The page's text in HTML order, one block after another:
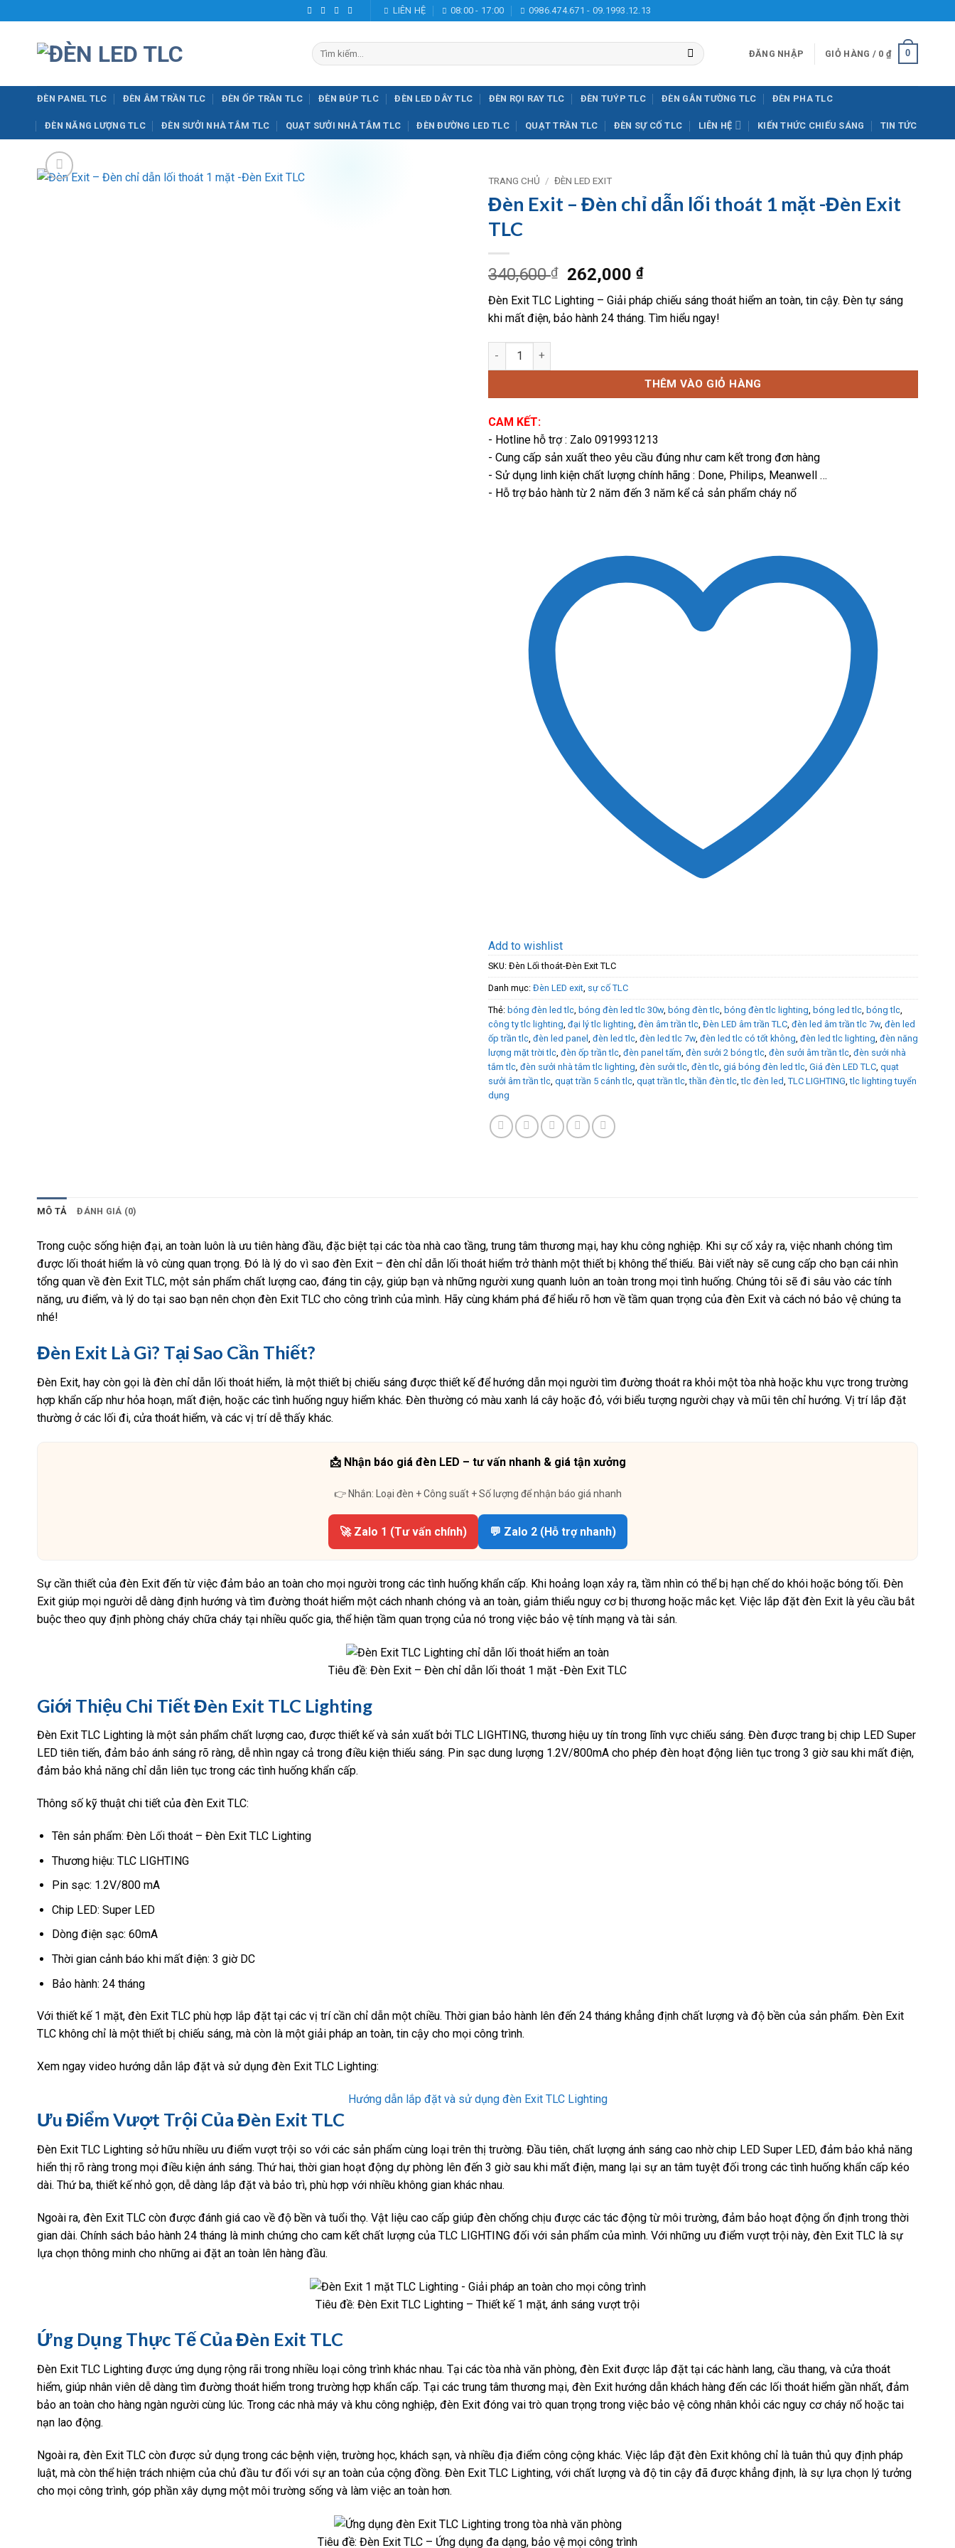
qua
LIÊN HỆ 08:00 - 17:00 0986.474.671 - 09.1993.12.13
Tìm
kiếm:
ĐĂNG NHẬP GIỎ HÀNG / 0 ₫ 0
ĐÈN PANEL TLC ĐÈN ÂM TRẦN TLC ĐÈN ỐP TRẦN TLC ĐÈN BÚP TLC ĐÈN LED DÂY TLC ĐÈN RỌI RAY TLC ĐÈN TUÝP TLC ĐÈN GẮN TƯỜNG TLC ĐÈN PHA TLC
ĐÈN NĂNG LƯỢNG TLC ĐÈN SƯỞI NHÀ TẮM TLC QUẠT SƯỞI NHÀ TẮM TLC ĐÈN ĐƯỜNG LED TLC QUẠT TRẦN TLC ĐÈN SỰ CỐ TLC LIÊN HỆ KIẾN THỨC CHIẾU SÁNG TIN TỨC
TRANG CHỦ / ĐÈN LED EXIT
Đèn Exit – Đèn chỉ dẫn lối thoát 1 mặt -Đèn Exit
TLC
340,600₫
Giá
gốc
là:
340,600 ₫.
262,000₫Giá
hiện
tại
là:
Đèn Exit TLC Lighting – Giải pháp chiếu sáng thoát hiểm an toàn, tin cậy. Đèn tự sáng
khi mất điện, bảo hành 24 tháng. Tìm hiểu ngay!
Đèn Exit – Đèn chỉ dẫn lối thoát 1 mặt -Đèn Exit TLC số lượng
THÊM VÀO GIỎ HÀNG
CAM KẾT:
- Hotline hỗ trợ : Zalo 0919931213
- Cung cấp sản xuất theo yêu cầu đúng như cam kết trong đơn hàng
- Sử dụng linh kiện chất lượng chính hãng : Done, Philips, Meanwell …
- Hỗ trợ bảo hành từ 2 năm đến 3 năm kể cả sản phẩm cháy nổ
Add to wishlist
SKU: Đèn Lối thoát-Đèn Exit TLC
Danh mục: Đèn LED exit sự cố TLC
Thẻ: bóng đèn led tlc bóng đèn led tlc 30w, bóng đèn tlc bóng đèn tlc lighting bóng led tlc bóng tlc
công ty tlc lighting đại lý tlc lighting đèn âm trần tlc Đèn LED âm trần TLC đèn led âm trần tlc 7w, đèn led
ốp trần tlc đèn led panel đèn led tlc đèn led tlc 7w, đèn led tlc có tốt không đèn led tlc lighting đèn năng
lượng mặt trời tlc đèn ốp trần tlc đèn panel tấm đèn sưởi 2 bóng tlc đèn sưởi âm trần tlc đèn sưởi nhà
tắm tlc đèn sưởi nhà tắm tlc lighting đèn sưởi tlc đèn tlc giá bóng đèn led tlc Giá đèn LED TLC quạt
sưởi âm trần tlc quạt trần 5 cánh tlc quạt trần tlc ,thần đèn tlc ,tlc đèn led TLC LIGHTING ,tlc lighting tuyển
dụng
MÔ TẢ ĐÁNH GIÁ (0)
Trong cuộc sống hiện đại, an toàn luôn là ưu tiên hàng đầu, đặc biệt tại các tòa nhà cao tầng, trung tâm thương mại, hay khu công nghiệp. Khi sự cố xảy ra, việc nhanh chóng tìm
được lối thoát hiểm là vô cùng quan trọng. Đó là lý do vì sao đèn Exit – đèn chỉ dẫn lối thoát hiểm trở thành một thiết bị không thể thiếu. Bài viết này sẽ cung cấp cho bạn cái nhìn
tổng quan về đèn Exit TLC, một sản phẩm chất lượng cao, đáng tin cậy, giúp bạn và những người xung quanh luôn an toàn trong mọi tình huống. Chúng tôi sẽ đi sâu vào các tính
năng, ưu điểm, và lý do tại sao bạn nên chọn đèn Exit TLC cho công trình của mình. Hãy cùng khám phá để hiểu rõ hơn về tầm quan trọng của đèn Exit và cách nó bảo vệ chúng ta
nhé!
Đèn Exit Là Gì? Tại Sao Cần Thiết?
Đèn Exit, hay còn gọi là đèn chỉ dẫn lối thoát hiểm, là một thiết bị chiếu sáng được thiết kế để hướng dẫn mọi người tìm đường thoát ra khỏi một tòa nhà hoặc khu vực trong trường
hợp khẩn cấp như hỏa hoạn, mất điện, hoặc các tình huống nguy hiểm khác. Đèn thường có màu xanh lá cây hoặc đỏ, với biểu tượng người chạy và mũi tên chỉ hướng. Vị trí lắp đặt
thường ở các lối đi, cửa thoát hiểm, và các vị trí dễ thấy khác.
📩 Nhận báo giá đèn LED – tư vấn nhanh & giá tận xưởng
👉 Nhắn: Loại đèn + Công suất + Số lượng để nhận báo giá nhanh
🚀 Zalo 1 (Tư vấn chính) 💬 Zalo 2 (Hỗ trợ nhanh)
Sự cần thiết của đèn Exit đến từ việc đảm bảo an toàn cho mọi người trong các tình huống khẩn cấp. Khi hoảng loạn xảy ra, tầm nhìn có thể bị hạn chế do khói hoặc bóng tối. Đèn
Exit giúp mọi người dễ dàng định hướng và tìm đường thoát hiểm một cách nhanh chóng và an toàn, giảm thiểu nguy cơ bị thương hoặc mắc kẹt. Việc lắp đặt đèn Exit là yêu cầu bắt
buộc theo quy định phòng cháy chữa cháy tại nhiều quốc gia, thể hiện tầm quan trọng của nó trong việc bảo vệ tính mạng và tài sản.
Tiêu đề: Đèn Exit – Đèn chỉ dẫn lối thoát 1 mặt -Đèn Exit TLC
Giới Thiệu Chi Tiết Đèn Exit TLC Lighting
Đèn Exit TLC Lighting là một sản phẩm chất lượng cao, được thiết kế và sản xuất bởi TLC LIGHTING, thương hiệu uy tín trong lĩnh vực chiếu sáng. Đèn được trang bị chip LED Super
LED tiên tiến, đảm bảo ánh sáng rõ ràng, dễ nhìn ngay cả trong điều kiện thiếu sáng. Pin sạc dung lượng 1.2V/800mA cho phép đèn hoạt động liên tục trong 3 giờ sau khi mất điện,
đảm bảo khả năng chỉ dẫn liên tục trong các tình huống khẩn cấp.
Thông số kỹ thuật chi tiết của đèn Exit TLC:
Tên sản phẩm: Đèn Lối thoát – Đèn Exit TLC Lighting
Thương hiệu: TLC LIGHTING
Pin sạc: 1.2V/800 mA
Chip LED: Super LED
Dòng điện sạc: 60mA
Thời gian cảnh báo khi mất điện: 3 giờ DC
Bảo hành: 24 tháng
Với thiết kế 1 mặt, đèn Exit TLC phù hợp lắp đặt tại các vị trí cần chỉ dẫn một chiều. Thời gian bảo hành lên đến 24 tháng khẳng định chất lượng và độ bền của sản phẩm. Đèn Exit
TLC không chỉ là một thiết bị chiếu sáng, mà còn là một giải pháp an toàn, tin cậy cho mọi công trình.
Xem ngay video hướng dẫn lắp đặt và sử dụng đèn Exit TLC Lighting:
Hướng dẫn lắp đặt và sử dụng đèn Exit TLC Lighting
Ưu Điểm Vượt Trội Của Đèn Exit TLC
Đèn Exit TLC Lighting sở hữu nhiều ưu điểm vượt trội so với các sản phẩm cùng loại trên thị trường. Đầu tiên, chất lượng ánh sáng cao nhờ chip LED Super LED, đảm bảo khả năng
hiển thị rõ ràng trong mọi điều kiện ánh sáng. Thứ hai, thời gian hoạt động dự phòng lên đến 3 giờ sau khi mất điện, mang lại sự an tâm tuyệt đối trong các tình huống khẩn cấp kéo
dài. Thứ ba, thiết kế nhỏ gọn, dễ dàng lắp đặt và bảo trì, phù hợp với nhiều không gian khác nhau.
Ngoài ra, đèn Exit TLC còn được đánh giá cao về độ bền và tuổi thọ. Vật liệu cao cấp giúp đèn chống chịu được các tác động từ môi trường, đảm bảo hoạt động ổn định trong thời
gian dài. Chính sách bảo hành 24 tháng là minh chứng cho cam kết chất lượng của TLC LIGHTING đối với sản phẩm của mình. Với những ưu điểm vượt trội này, đèn Exit TLC là sự
lựa chọn thông minh cho những ai đặt an toàn lên hàng đầu.
Tiêu đề: Đèn Exit TLC Lighting – Thiết kế 1 mặt, ánh sáng vượt trội
Ứng Dụng Thực Tế Của Đèn Exit TLC
Đèn Exit TLC Lighting được ứng dụng rộng rãi trong nhiều loại công trình khác nhau. Tại các tòa nhà văn phòng, đèn Exit được lắp đặt tại các hành lang, cầu thang, và cửa thoát
hiểm, giúp nhân viên dễ dàng tìm đường thoát hiểm trong trường hợp khẩn cấp. Tại các trung tâm thương mại, đèn Exit hướng dẫn khách hàng đến các lối thoát hiểm gần nhất, đảm
bảo an toàn cho hàng ngàn người cùng lúc. Trong các nhà máy và khu công nghiệp, đèn Exit đóng vai trò quan trọng trong việc bảo vệ công nhân khỏi các nguy cơ cháy nổ hoặc tai
nạn lao động.
Ngoài ra, đèn Exit TLC còn được sử dụng trong các bệnh viện, trường học, khách sạn, và nhiều địa điểm công cộng khác. Việc lắp đặt đèn Exit không chỉ là tuân thủ quy định pháp
luật, mà còn thể hiện trách nhiệm của chủ đầu tư đối với sự an toàn của cộng đồng. Đèn Exit TLC Lighting, với chất lượng và độ tin cậy đã được khẳng định, là sự lựa chọn lý tưởng
cho mọi công trình, góp phần xây dựng một môi trường sống và làm việc an toàn hơn.
Tiêu đề: Đèn Exit TLC – Ứng dụng đa dạng, bảo vệ mọi công trình